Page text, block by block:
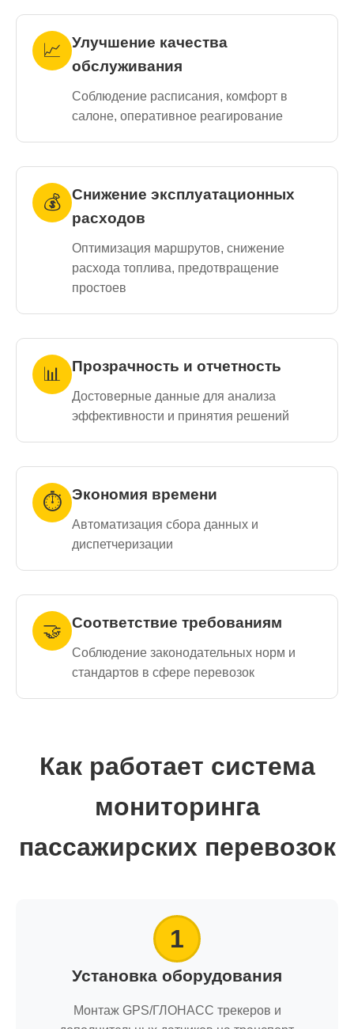
📈
Улучшение качества
обслуживания
Соблюдение расписания, комфорт в
салоне, оперативное реагирование
💰
Снижение эксплуатационных
расходов
Оптимизация маршрутов, снижение
расхода топлива, предотвращение
простоев
📊 Прозрачность и отчетность
Достоверные данные для анализа
эффективности и принятия решений
⏱️ Экономия времени
Автоматизация сбора данных и
диспетчеризации
🤝 Соответствие требованиям
Соблюдение законодательных норм и
стандартов в сфере перевозок
Как работает система
мониторинга
пассажирских перевозок
1
Установка оборудования
Монтаж GPS/ГЛОНАСС трекеров и